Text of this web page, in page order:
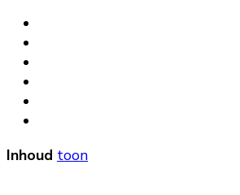
Inhoud toon